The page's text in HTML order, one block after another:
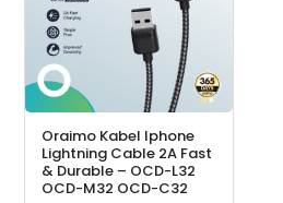
Oraimo Kabel Iphone
Lightning Cable 2A Fast
& Durable – OCD-L32
OCD-M32 OCD-C32